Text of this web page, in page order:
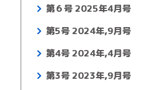
第６号 2025年4月号
第5号 2024年,9月号
第4号 2024年,4月号
第3号 2023年,9月号